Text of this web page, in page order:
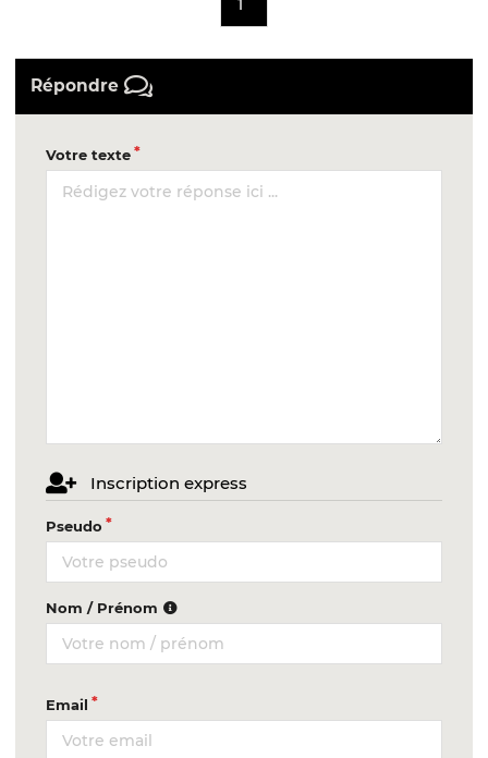
Répondre
Votre texte
Inscription express
Pseudo
Nom / Prénom
Email